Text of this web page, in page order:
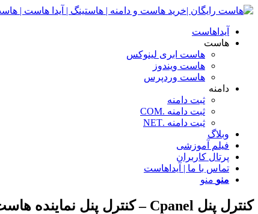
آیداهاست
هاست
هاست ابری لینوکس
هاست ویندوز
هاست وردپرس
دامنه
ثبت دامنه
ثبت دامنه .COM
ثبت دامنه .NET
وبلاگ
فیلم آموزشی
پرتال کاربران
تماس با ما | آیداهاست
منو منو
کنترل پنل Cpanel – کنترل پنل نماینده هاست – WHM